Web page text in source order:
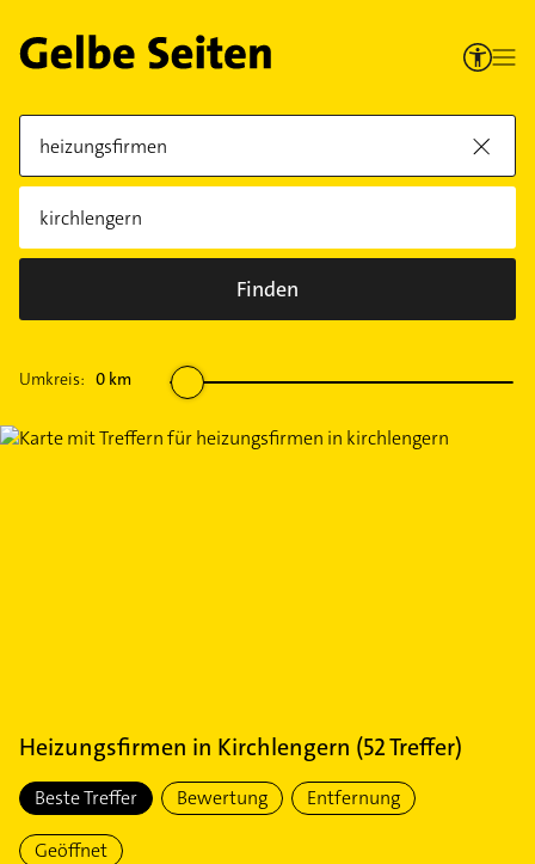
Finden
Umkreis: 0 km
Heizungsfirmen in Kirchlengern (52Treffer)
Beste Treffer Bewertung Entfernung
Geöffnet